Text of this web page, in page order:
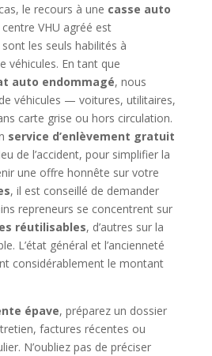
le recours à une casse auto
VHU agréé est
les seuls habilités à
véhicules. En tant que
auto endommagé, nous
véhicules — voitures, utilitaires,
carte grise ou hors circulation.
service d’enlèvement gratuit
de l’accident, pour simplifier la
une offre honnête sur votre
, il est conseillé de demander
repreneurs se concentrent sur
réutilisables, d’autres sur la
L’état général et l’ancienneté
considérablement le montant
épave, préparez un dossier
factures récentes ou
N’oubliez pas de préciser